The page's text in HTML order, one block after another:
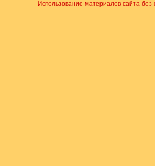
Использование материалов сайта